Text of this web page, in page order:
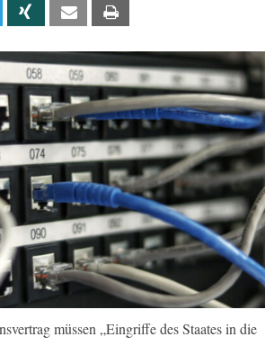
Linkedin Xing Email
müssen „Eingriffe des Staates in die